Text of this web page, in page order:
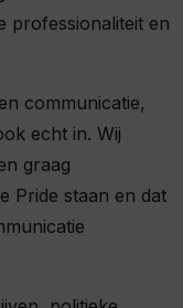
professionaliteit en
communicatie,
echt in. Wij
graag
Pride staan en dat